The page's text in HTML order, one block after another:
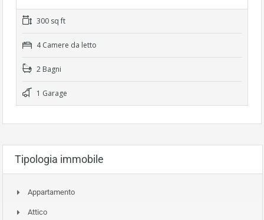
300 sq ft
4 Camere da letto
2 Bagni
1 Garage
Tipologia immobile
Appartamento
Attico